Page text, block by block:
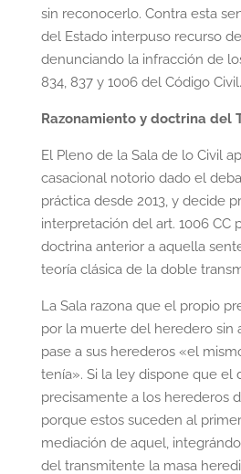
sin reconocerlo. Contra esta
del Estado interpuso recurso
denunciando la infracción de
834, 837 y 1006 del Código Civil.
Razonamiento y doctrina del
El Pleno de la Sala de lo Civil
casacional notorio dado el
práctica desde 2013, y decide
interpretación del art. 1006 CC
doctrina anterior a aquella
teoría clásica de la doble
La Sala razona que el propio
por la muerte del heredero sin
pase a sus herederos «el
tenía». Si la ley dispone que el
precisamente a los herederos
porque estos suceden al
mediación de aquel,
del transmitente la masa